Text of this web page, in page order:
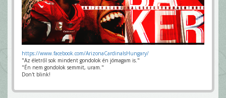
https://www.facebook.com/ArizonaCardinalsHungary/
"Az életről sok mindent gondolok én jómagam is."
"Én nem gondolok semmit, uram."
Don't blink!